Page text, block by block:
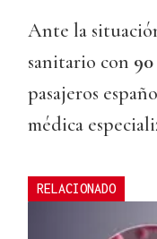
Ante la
sanitario con
pasajeros
médica
RELACIONADO